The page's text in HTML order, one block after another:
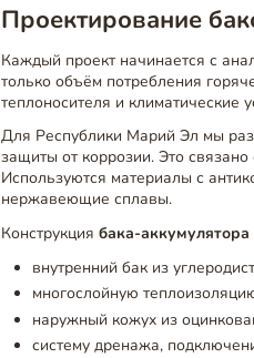
Проектирование
Каждый проект начинается с
только объём потребления
теплоносителя и климатические
Для Республики Марий Эл мы
защиты от коррозии. Это
Используются материалы с
нержавеющие сплавы.
Конструкциябака-
внутренний бак из
многослойную
наружный кожух из
систему дренажа,